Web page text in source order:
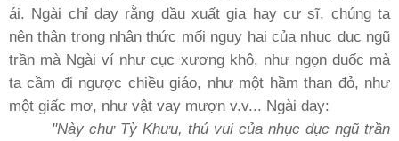
ái. Ngài chỉ dạy rằng dầu xuất gia hay cư sĩ, chúng ta
nên thận trọng nhận thức mối nguy hại của nhục dục ngũ
trần mà Ngài ví như cục xương khô, như ngọn duốc mà
ta cầm đi ngược chiều giáo, như một hầm than đỏ, như
một giấc mơ, như vật vay mượn v.v... Ngài dạy:
"Này chư Tỳ Khưu, thú vui của nhục dục ngũ trần